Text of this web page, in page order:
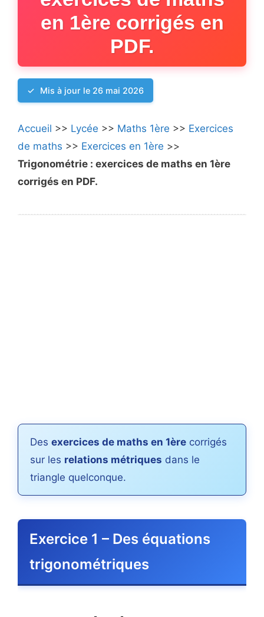
en 1ère corrigés en
PDF.
Mis à jour le 26 mai 2026
Accueil >> Lycée >> Maths 1ère >> Exercices
de maths >> Exercices en 1ère >>
Trigonométrie : exercices de maths en 1ère
corrigés en PDF.
Des exercices de maths en 1ère corrigés
sur les relations métriques dans le
triangle quelconque.
Exercice 1 – Des équations
trigonométriques